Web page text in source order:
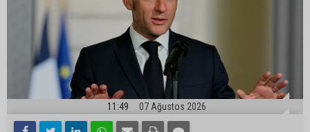
11:49 07 Ağustos 2026